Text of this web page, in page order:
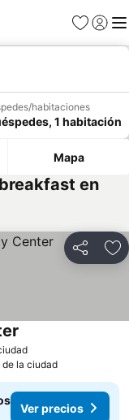
Favoritos
Iniciar
habitaciones
1 habitación
Mapa
en
Compartir
Ver precios
de la ciudad
Ver precios